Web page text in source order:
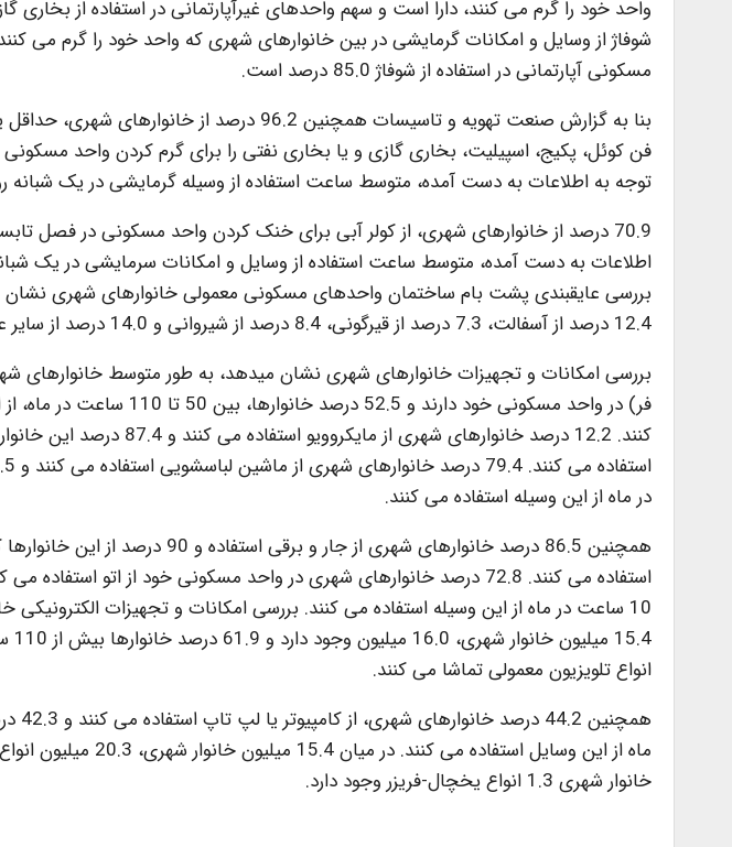
مسکونی آپارتمانی در استفاده از شوفاژ 85.0 درصد است.
بنا به گزارش صنعت تهویه و تاسیسات همچنین 96.2 درصد
فن کوئل، پکیج، اسپیلیت، بخاری گازی و یا بخاری نفتی را برای گرم کردن واحد
توجه به اطلاعات به دست آمده، متوسط ساعت استفاده از وسیله گرمایشی در یک شبانه روز در
70.9 درصد از خانوارهای شهری، از کولر آبی برای خنک کردن واحد مسکونی در فصل
12.4 درصد از آسفالت، 7.3 درصد از قیرگونی، 8.4 درصد از شیروانی و 14.0 درصد از سایر عایق ها استفاده کرده اند.
بررسی امکانات و تجهیزات خانوارهای شهری نشان میدهد، به طور متوسط خانوارهای
فر) در واحد مسکونی خود دارند و
در ماه از این وسیله استفاده می کنند.
10 ساعت در ماه از این وسیله استفاده می کنند. بررسی امکانات و تجهیزات
انواع تلویزیون معمولی تماشا می کنند.
ماه از این وسایل استفاده
خانوار شهری 1.3 انواع یخچال-فریزر وجود دارد.